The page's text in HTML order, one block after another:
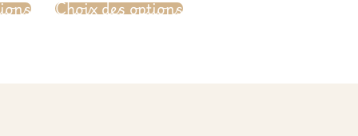
Choix des options